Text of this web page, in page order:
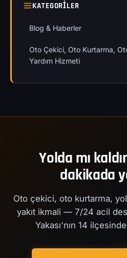
KATEGORILER
Blog & Haberler
Oto Çekici, Oto Kurtarma,
Yardım Hizmeti
Yolda mı
dakikada
Oto çekici, oto kurtarma, yol
yakıt ikmali — 7/24 acil
Yakası'nın 14